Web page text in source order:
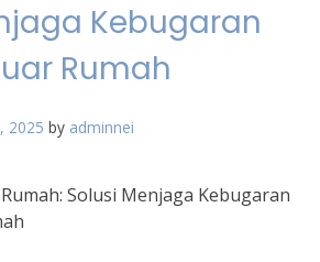
Kebugaran
Rumah
2025 by adminnei
Solusi Menjaga Kebugaran